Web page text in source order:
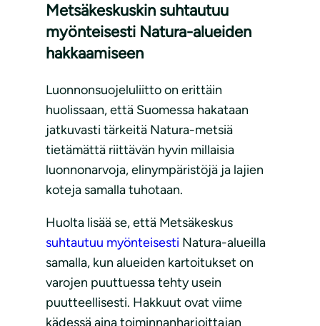
Metsäkeskuskin suhtautuu
myönteisesti Natura-alueiden
hakkaamiseen
Luonnonsuojeluliitto on erittäin
huolissaan, että Suomessa hakataan
jatkuvasti tärkeitä Natura-metsiä
tietämättä riittävän hyvin millaisia
luonnonarvoja, elinympäristöjä ja lajien
koteja samalla tuhotaan.
Huolta lisää se, että Metsäkeskus
suhtautuu myönteisesti Natura-alueilla
samalla, kun alueiden kartoitukset on
varojen puuttuessa tehty usein
puutteellisesti. Hakkuut ovat viime
kädessä aina toiminnanharjoittajan